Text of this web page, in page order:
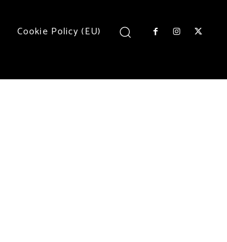
Cookie Policy (EU)